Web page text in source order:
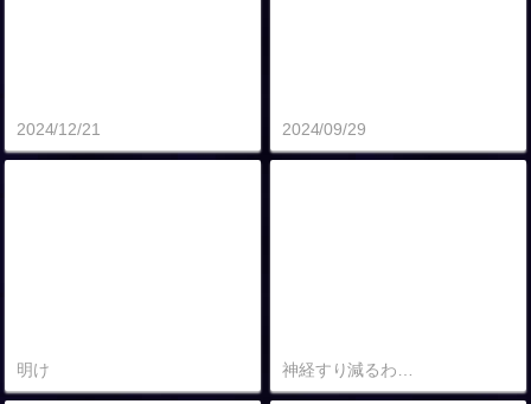
2024/12/21 2024/09/29
明け 神経すり減るわ…